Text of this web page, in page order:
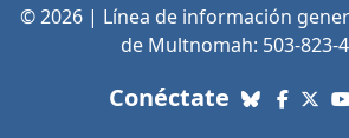
© 2026 | Línea de información
de Multnomah: 503-823-
Conéctate conBlueskyX